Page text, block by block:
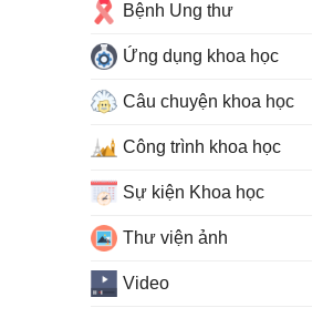
Bệnh Ung thư
Ứng dụng khoa học
Câu chuyện khoa học
Công trình khoa học
Sự kiện Khoa học
Thư viện ảnh
Video